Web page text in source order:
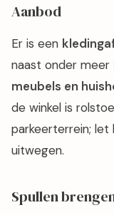
Aanbod
Er is een
naast onder meer
meubels en
de winkel is
parkeerterrein;
uitwegen.
Spullen